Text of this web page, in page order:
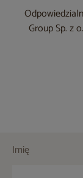
Group Sp. z
Imię